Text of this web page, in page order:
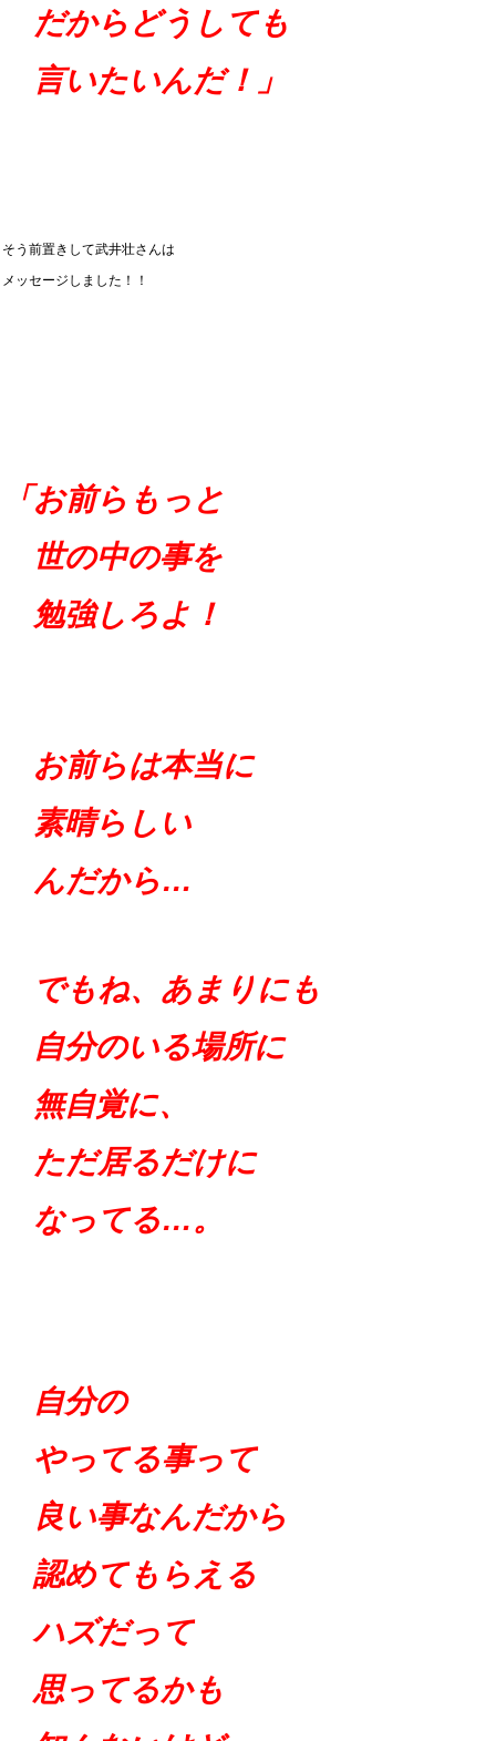
だからどうしても
言いたいんだ！」
そう前置きして武井壮さんは
メッセージしました！！
「お前らもっと
世の中の事を
勉強しろよ！
お前らは本当に
素晴らしい
んだから…
でもね、 あまりにも
自分のいる場所に
無自覚に、
ただ居るだけに
なってる…。
自分の
やってる事って
良い事なんだから
認めてもらえる
ハズだって
思ってるかも